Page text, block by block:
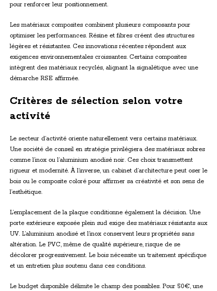
pour renforcer leur positionnement.
Les matériaux composites combinent plusieurs composants pour
optimiser les performances. Résine et fibres créent des structures
légères et résistantes. Ces innovations récentes répondent aux
exigences environnementales croissantes. Certains composites
intègrent des matériaux recyclés, alignant la signalétique avec une
démarche RSE affirmée.
Critères de sélection selon votre
activité
Le secteur d’activité oriente naturellement vers certains matériaux.
Une société de conseil en stratégie privilégiera des matériaux sobres
comme l’inox ou l’aluminium anodisé noir. Ces choix transmettent
rigueur et modernité. À l’inverse, un cabinet d’architecture peut oser le
bois ou le composite coloré pour affirmer sa créativité et son sens de
l’esthétique.
L’emplacement de la plaque conditionne également la décision. Une
porte extérieure exposée plein sud exige des matériaux résistants aux
UV. L’aluminium anodisé et l’inox conservent leurs propriétés sans
altération. Le PVC, même de qualité supérieure, risque de se
décolorer progressivement. Le bois nécessite un traitement spécifique
et un entretien plus soutenu dans ces conditions.
Le budget disponible délimite le champ des possibles. Pour 50€, une